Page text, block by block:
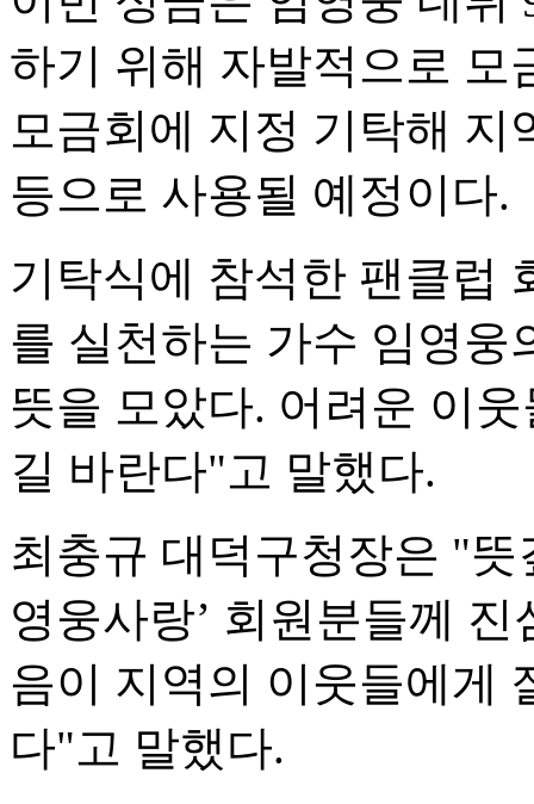
하기 위해 자발적으로 모
모금회에 지정 기탁해
등으로 사용될 예정이다.
기탁식에 참석한 팬클럽
를 실천하는 가수 임영웅
뜻을 모았다. 어려운 이
길 바란다"고 말했다.
최충규 대덕구청장은 "
영웅사랑’ 회원분들께
음이 지역의 이웃들에게
다"고 말했다.